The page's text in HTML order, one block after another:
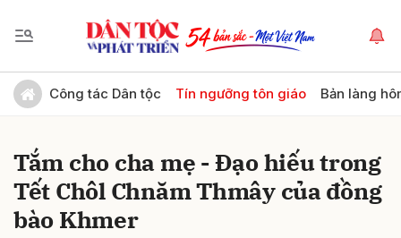
Công tác Dân tộc Tín ngưỡng tôn giáo Bản làng
Tắm cho cha mẹ - Đạo hiếu trong
Tết Chôl Chnăm Thmây của đồng
bào Khmer
Gửi bình luận